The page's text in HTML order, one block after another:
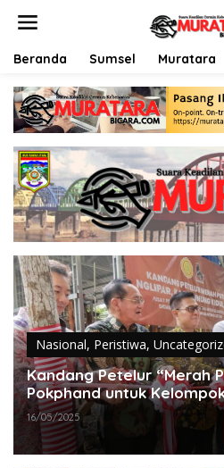
Beranda Sumsel Muratara
Nasional, Peristiwa,
Kandang Petelur “Merah
Pokphand untuk
Disabilitas Gunung Kidul
16/05/2025